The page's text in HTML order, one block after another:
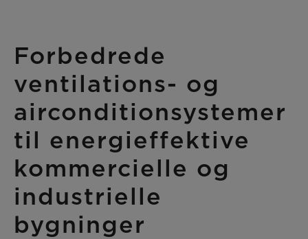
Forbedrede
ventilations- og
airconditionsystemer
til energieffektive
kommercielle og
industrielle
bygninger